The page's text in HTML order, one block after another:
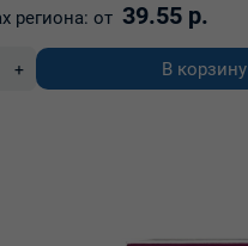
региона: от 39.55 р.
+ В корзину